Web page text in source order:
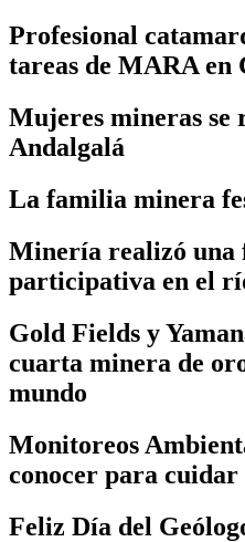
Profesional
tareas de MARA en
Mujeres mineras se
Andalgalá
La familia minera
Minería realizó una
participativa en el
Gold Fields y
cuarta minera de
mundo
Monitoreos
conocer para cuidar
Feliz Día del